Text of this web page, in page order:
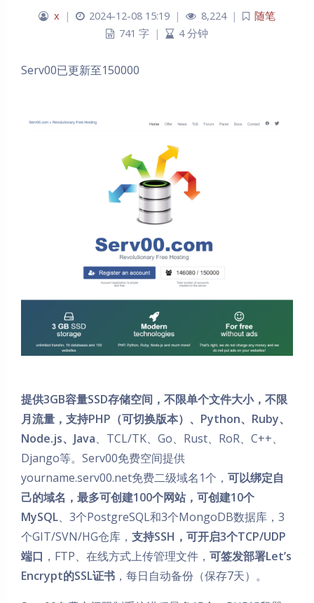
x | 2024-12-08 15:19 | 8,224 |
随笔
741 字 | 4 分钟
Serv00已更新至150000
提供3GB容量SSD存储空间，不限单个文件大小，不限
月流量，支持PHP（可切换版本）、Python、Ruby、
Node.js、Java、TCL/TK、Go、Rust、RoR、C++、
Django等。Serv00免费空间提供
yourname.serv00.net免费二级域名1个， 可以绑定自
己的域名，最多可创建100个网站，可创建10个
MySQL、3个PostgreSQL和3个MongoDB数据库，3
个GIT/SVN/HG仓库， 支持SSH，可开启3个TCP/UDP
端口 ，FTP、在线方式上传管理文件， 可签发部署Let’s
Encrypt的SSL证书 ，每日自动备份（保存7天）。